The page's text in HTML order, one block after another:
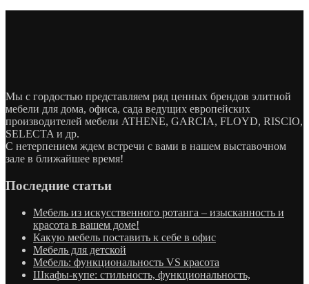
Мы с гордостью представляем ряд ценных брендов элитной
мебели для дома, офиса, сада ведущих европейских
производителей мебели ATHENE, GARCIA, FLOYD, RISCIO,
SELECTA и др.
С нетерпением ждем встречи с вами в нашем выставочном
зале в ближайшее время!
Последние статьи
Мебель из искусственного ротанга – изысканность и
красота в вашем доме!
Какую мебель поставить к себе в офис
Мебель для детской
Мебель: функциональность VS красота
Шкафы-купе: стильность, функциональность,